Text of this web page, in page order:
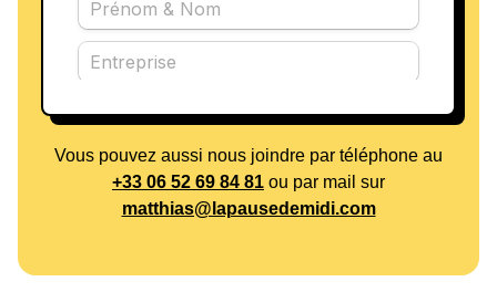
Vous pouvez aussi nous joindre par téléphone au
+33 06 52 69 84 81 ou par mail sur
matthias@lapausedemidi.com